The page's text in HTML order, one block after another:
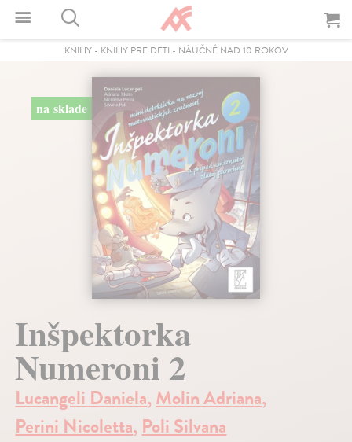
KNIHY- KNIHY PRE DETI - NÁUČNÉ NAD 10 ROKOV
na sklade
Inšpektorka
Numeroni 2
Lucangeli Daniela,Molin Adriana,
Perini Nicoletta,Poli Silvana